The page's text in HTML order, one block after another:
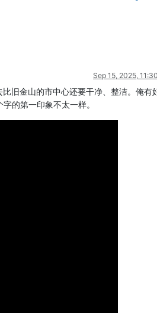
Sep 15, 2025,
旧金山的市中心还要干净、整洁。俺有
的第一印象不太一样。